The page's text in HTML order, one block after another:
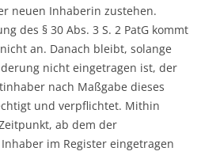
neuen Inhaberin zustehen.
des § 30 Abs. 3 S. 2 PatG kommt
an. Danach bleibt, solange
nicht eingetragen ist, der
nach Maßgabe dieses
und verpflichtet. Mithin
ab dem der
im Register eingetragen